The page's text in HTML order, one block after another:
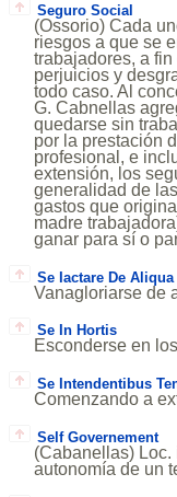
Seguro Social
(Ossorio) Cada
riesgos a que se
trabajadores, a
perjuicios y
todo caso. Al
G. Cabnellas
quedarse sin
por la prestación
profesional, e
extensión, los
generalidad de
gastos que
madre
ganar para sí o
Se Iactare De Aliqua
Vanagloriarse de
Se In Hortis
Esconderse en
Se Intendentibus
Comenzando a
Self Governement
(Cabanellas)
autonomía de un